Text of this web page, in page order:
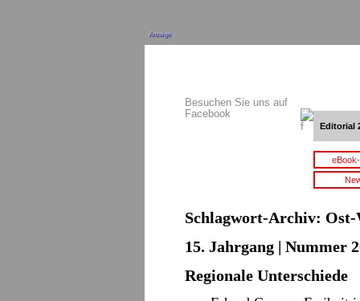
Anzeige
Besuchen Sie uns auf
Facebook
Editorial
Schlagwort-Archiv: Ost-
15. Jahrgang | Nummer
Regionale Unterschiede